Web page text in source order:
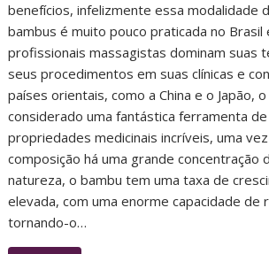
benefícios, infelizmente essa modalidade
bambus é muito pouco praticada no Brasil
profissionais massagistas dominam suas
seus procedimentos em suas clínicas e
países orientais, como a China e o Japão,
considerado uma fantástica ferramenta de
propriedades medicinais incríveis, uma
composição há uma grande concentração
natureza, o bambu tem uma taxa de
elevada, com uma enorme capacidade de
tornando-o…